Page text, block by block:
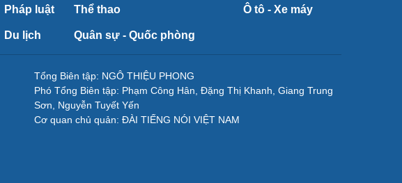
Pháp luật Thể thao Ô tô - Xe máy
Du lịch Quân sự - Quốc phòng
Tổng Biên tập: NGÔ THIỆU PHONG
Phó Tổng Biên tập: Phạm Công Hân, Đặng Thị Khanh, Giang Trung
Sơn, Nguyễn Tuyết Yến
Cơ quan chủ quản: ĐÀI TIẾNG NÓI VIỆT NAM